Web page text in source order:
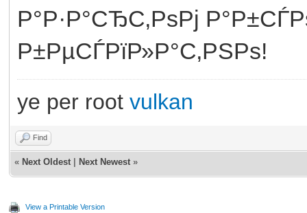
Р°Р·Р°СЂС‚РѕРј
Р±РµСЃРїР»Р°С‚РЅРѕ!
ye per root vulkan
Find
« Next Oldest Next Newest »
View a Printable Version